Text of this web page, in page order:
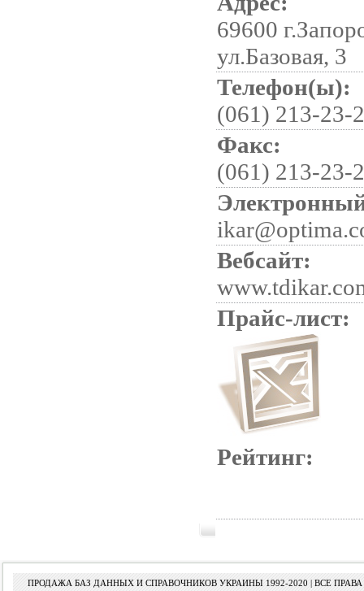
69600
ул.Базовая, 3
Телефон(ы):
(061) 213-23-
Факс:
(061) 213-23-
Вебсайт:
Прайс-лист:
Рейтинг:
ПРОДАЖА БАЗ ДАННЫХ И СПРАВОЧНИКОВ УКРАИНЫ 1992-2020 | ВСЕ